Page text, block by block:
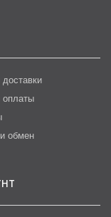
обмен